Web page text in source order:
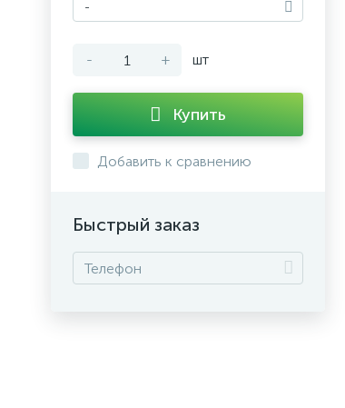
-
- + шт
Купить
Добавить к сравнению
Быстрый заказ